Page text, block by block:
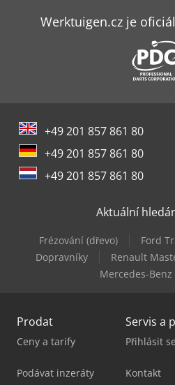
Emco Emcoturn E65
Gildemeister Ctv 250
Haas Ec-400
Kami Dkm 250L
Mazak Fjv-250
V-Trade Bmt 250 V
Werktuigen.cz je
+49 201 857 861 80
+49 201 857 861 80
+49 201 857 861 80
Aktuální
Frézování (dřevo) Ford
Dopravníky
Renault
Mercedes-
Prodat
Ceny a tarify
Podávat inzeráty
Servis a
Přihlásit se
Kontakt